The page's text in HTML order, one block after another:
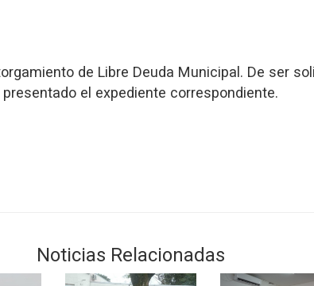
de Libre Deuda Municipal. De ser
el expediente correspondiente.
Noticias Relacionadas